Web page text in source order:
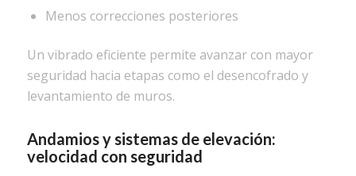
Menos correcciones posteriores
Un vibrado eficiente permite avanzar con mayor
seguridad hacia etapas como el desencofrado y
levantamiento de muros.
Andamiosy sistemas de elevación:
velocidad con seguridad